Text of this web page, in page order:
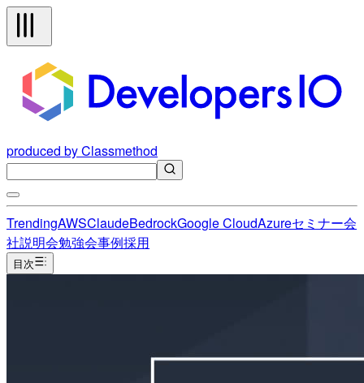
produced by Classmethod
TrendingAWSClaudeBedrockGoogle CloudAzureセミナー会
社説明会勉強会事例採用
目次